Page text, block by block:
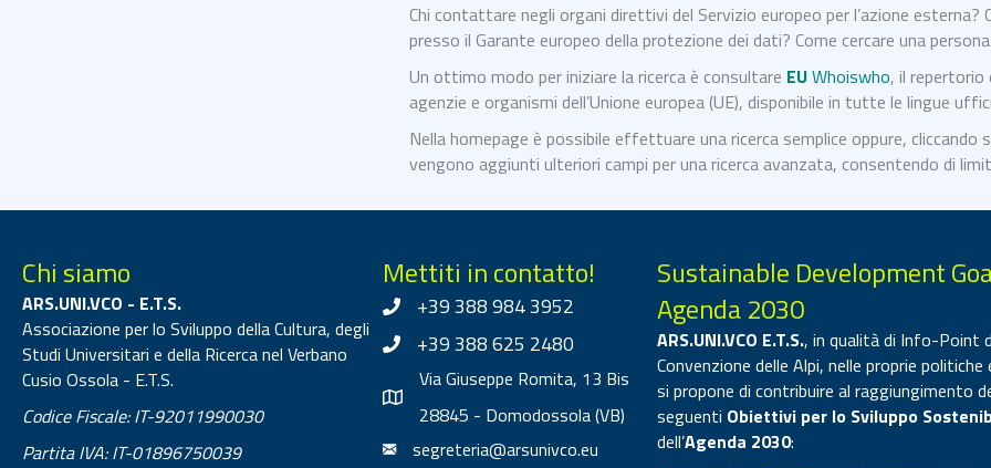
Chi contattare negli organi direttivi del Servizio europeo per l’azione esterna?
presso il Garante europeo della protezione dei dati? Come cercare una
Un ottimo modo per iniziare la ricerca è consultare EUWhoiswho, il
agenzie e organismi dell’Unione europea (UE), disponibile in tutte le lingue
Nella homepage è possibile effettuare una ricerca semplice oppure, cliccando
vengono aggiunti ulteriori campi per una ricerca avanzata, consentendo di
Chi siamo
ARS.UNI.VCO - E.T.S.
Associazione per lo Sviluppo della Cultura, degli
Studi Universitari e della Ricerca nel Verbano
Cusio Ossola - E.T.S.
Codice Fiscale: IT-92011990030
Partita IVA: IT-01896750039
Mettiti in contatto!
+39 388 984 3952
+39 388 625 2480
Via Giuseppe Romita, 13 Bis
28845 - Domodossola (VB)
segreteria@arsunivco.eu
Sustainable Development
Agenda 2030
ARS.UNI.VCO E.T.S., in qualità di Info-Point
Convenzione delle Alpi, nelle proprie
si propone di contribuire al raggiungimento
seguenti Obiettivi per lo Sviluppo
dell’Agenda 2030: